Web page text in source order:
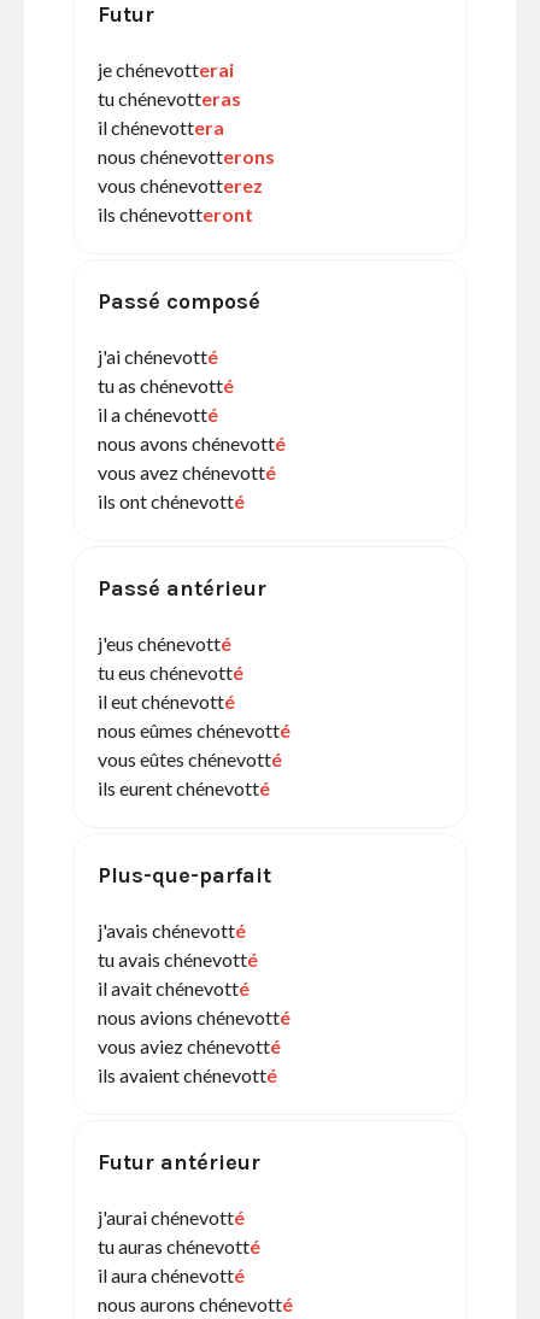
Futur
je chénevotterai
tu chénevotteras
il chénevottera
nous chénevotterons
vous chénevotterez
ils chénevotteront
Passé composé
j'ai chénevotté
tu as chénevotté
il a chénevotté
nous avons chénevotté
vous avez chénevotté
ils ont chénevotté
Passé antérieur
j'eus chénevotté
tu eus chénevotté
il eut chénevotté
nous eûmes chénevotté
vous eûtes chénevotté
ils eurent chénevotté
Plus-que-parfait
j'avais chénevotté
tu avais chénevotté
il avait chénevotté
nous avions chénevotté
vous aviez chénevotté
ils avaient chénevotté
Futur antérieur
j'aurai chénevotté
tu auras chénevotté
il aura chénevotté
nous aurons chénevotté